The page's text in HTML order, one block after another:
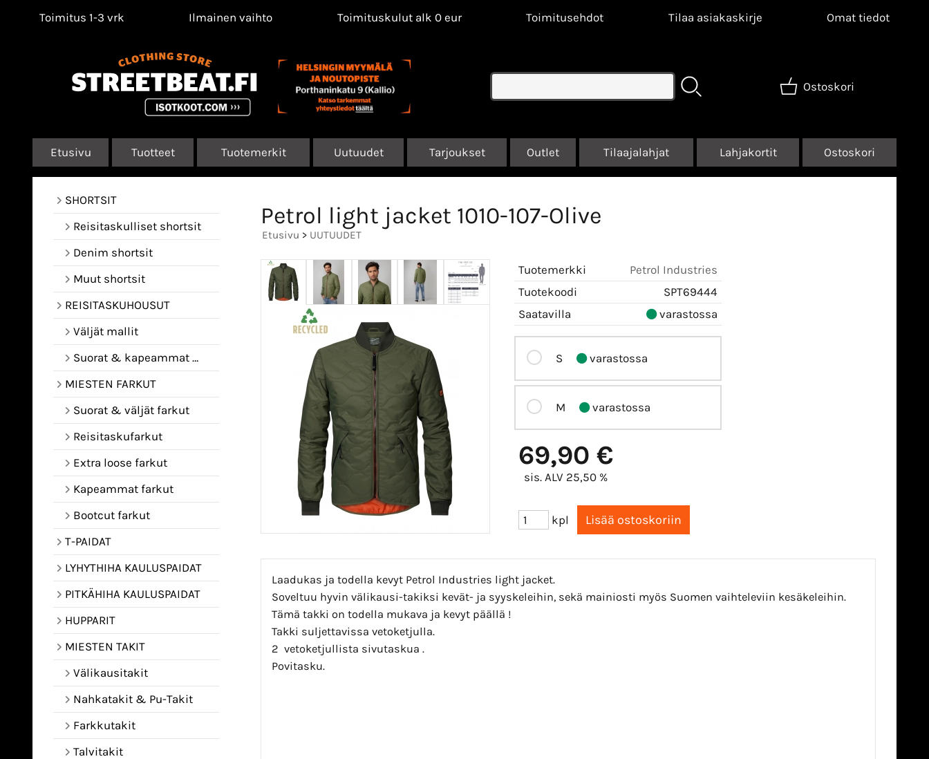
Toimitus 1-3 vrk Ilmainen vaihto Toimituskulut alk 0 eur Toimitusehdot Tilaa asiakaskirje Omat tiedot
Ostoskori
Etusivu Tuotteet Tuotemerkit Uutuudet Tarjoukset Outlet Tilaajalahjat Lahjakortit Ostoskori
SHORTSIT
Reisitaskulliset shortsit
Denim shortsit
Muut shortsit
REISITASKUHOUSUT
Väljät mallit
Suorat & kapeammat mallit
MIESTEN FARKUT
Suorat & väljät farkut
Reisitaskufarkut
Extra loose farkut
Kapeammat farkut
Bootcut farkut
T-PAIDAT
LYHYTHIHA KAULUSPAIDAT
PITKÄHIHA KAULUSPAIDAT
HUPPARIT
MIESTEN TAKIT
Välikausitakit
Nahkatakit & Pu-Takit
Farkkutakit
Talvitakit
Petrol light jacket 1010-107-Olive
Etusivu > UUTUUDET
Tuotemerkki
Petrol Industries
Tuotekoodi
SPT69444
Saatavilla
varastossa
S varastossa
M varastossa
69,90 €
sis. ALV 25,50 %
kpl
Laadukas ja todella kevyt Petrol Industries light jacket.
Soveltuu hyvin välikausi-takiksi kevät- ja syyskeleihin, sekä mainiosti myös Suomen vaihteleviin kesäkeleihin.
Tämä takki on todella mukava ja kevyt päällä !
Takki suljettavissa vetoketjulla.
2 vetoketjullista sivutaskua .
Povitasku.